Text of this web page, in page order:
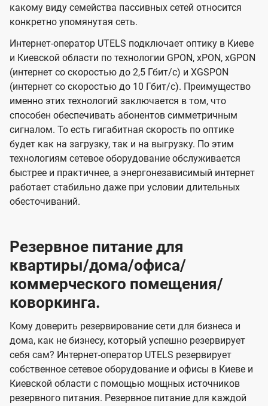
какому виду семейства пассивных сетей относится
конкретно упомянутая сеть.
Интернет-оператор UTELS подключает оптику в Киеве
и Киевской области по технологии GPON, xPON, xGPON
(интернет со скоростью до 2,5 Гбит/с) и XGSPON
(интернет со скоростью до 10 Гбит/с). Преимущество
именно этих технологий заключается в том, что
способен обеспечивать абонентов симметричным
сигналом. То есть гигабитная скорость по оптике
будет как на загрузку, так и на выгрузку. По этим
технологиям сетевое оборудование обслуживается
быстрее и практичнее, а энергонезависимый интернет
работает стабильно даже при условии длительных
обесточиваний.
Резервное питание для
квартиры/дома/офиса/
коммерческого помещения/
коворкинга.
Кому доверить резервирование сети для бизнеса и
дома, как не бизнесу, который успешно резервирует
себя сам? Интернет-оператор UTELS резервирует
собственное сетевое оборудование и офисы в Киеве и
Киевской области с помощью мощных источников
резервного питания. Резервное питание для каждой